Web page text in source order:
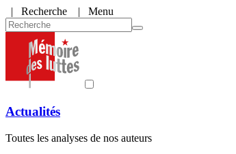
| Recherche | Menu
Actualités
Toutes les analyses de nos auteurs